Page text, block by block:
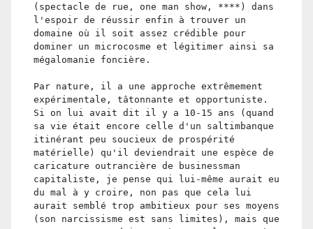
(spectacle de rue, one man show, ****) dans
l'espoir de réussir enfin à trouver un
domaine où il soit assez crédible pour
dominer un microcosme et légitimer ainsi sa
mégalomanie foncière.
Par nature, il a une approche extrêmement
expérimentale, tâtonnante et opportuniste.
Si on lui avait dit il y a 10-15 ans (quand
sa vie était encore celle d'un saltimbanque
itinérant peu soucieux de prospérité
matérielle) qu'il deviendrait une espèce de
caricature outrancière de businessman
capitaliste, je pense qui lui-même aurait eu
du mal à y croire, non pas que cela lui
aurait semblé trop ambitieux pour ses moyens
(son narcissisme est sans limites), mais que